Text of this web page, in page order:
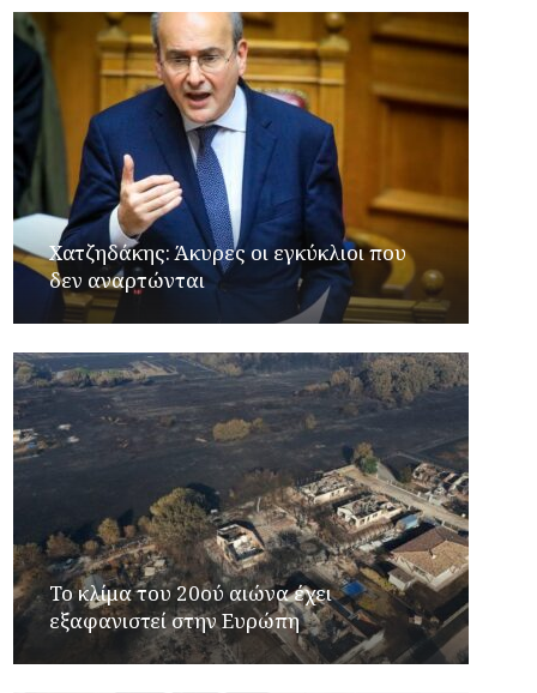
Xατζηδάκης: Άκυρες οι εγκύκλιοι που
δεν αναρτώνται
Το κλίμα του 20ού αιώνα έχει
εξαφανιστεί στην Ευρώπη